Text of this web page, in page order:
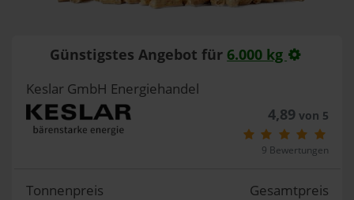
Günstigstes Angebot für 6.000 kg
Keslar GmbH Energiehandel
4,89von 5
9 Bewertungen
Tonnenpreis Gesamtpreis